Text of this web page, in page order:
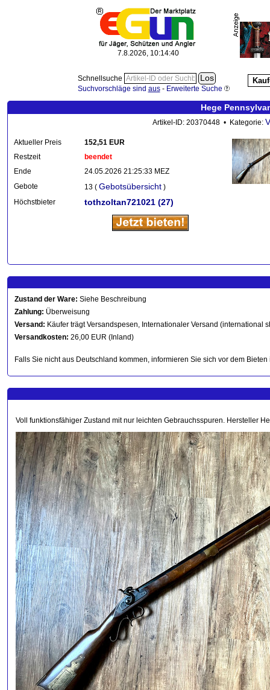
7.8.2026, 10:14:41
Schnellsuche
Suchvorschläge sind aus- Erweiterte Suche
Hege
Artikel-ID: 20370448 • Kategorie:
Aktueller Preis
152,51 EUR
Restzeit
beendet
Ende
24.05.2026 21:25:33 MEZ
Gebote
13 ( Gebotsübersicht )
Höchstbieter
tothzoltan721021 (27)
Zustand der Ware: Siehe Beschreibung
Zahlung: Überweisung
Versand: Käufer trägt Versandspesen, Internationaler Versand (international
Versandkosten: 26,00 EUR (Inland)
Falls Sie nicht aus Deutschland kommen, informieren Sie sich vor dem
Voll funktionsfähiger Zustand mit nur leichten Gebrauchsspuren. Hersteller